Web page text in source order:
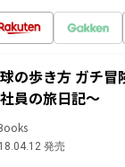
の歩き方 ガチ冒
員の旅日記～
発売